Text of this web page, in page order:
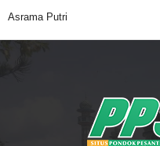
Asrama Putri